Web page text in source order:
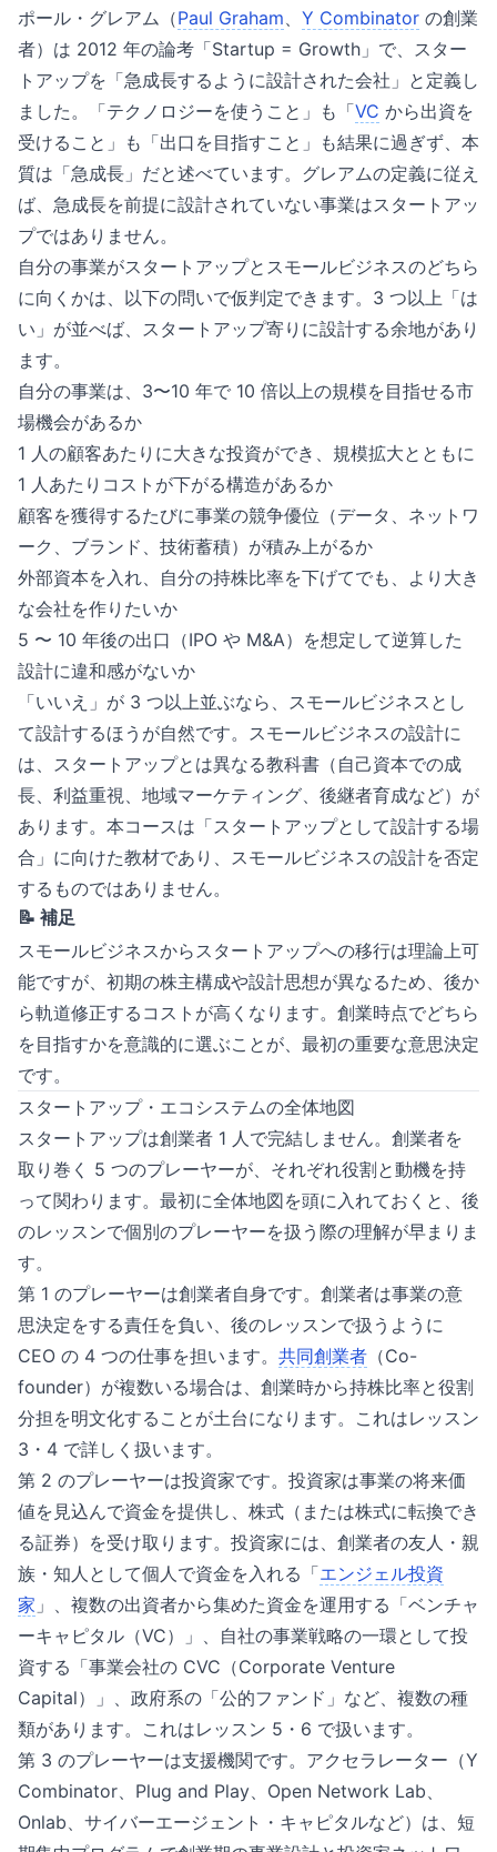
ポール・グレアム（Paul Graham、 Y Combinator の創業
者）は 2012 年の論考「Startup = Growth」で、スター
トアップを「急成長するように設計された会社」と定義し
ました。「テクノロジーを使うこと」も「VC から出資を
受けること」も「出口を目指すこと」も結果に過ぎず、本
質は「急成長」だと述べています。グレアムの定義に従え
ば、急成長を前提に設計されていない事業はスタートアッ
プではありません。
自分の事業がスタートアップとスモールビジネスのどちら
に向くかは、以下の問いで仮判定できます。3 つ以上「は
い」が並べば、スタートアップ寄りに設計する余地があり
ます。
自分の事業は、3〜10 年で 10 倍以上の規模を目指せる市
場機会があるか
1 人の顧客あたりに大きな投資ができ、規模拡大とともに
1 人あたりコストが下がる構造があるか
顧客を獲得するたびに事業の競争優位（データ、ネットワ
ーク、ブランド、技術蓄積）が積み上がるか
外部資本を入れ、自分の持株比率を下げてでも、より大き
な会社を作りたいか
5 〜 10 年後の出口（IPO や M&A）を想定して逆算した
設計に違和感がないか
「いいえ」が 3 つ以上並ぶなら、スモールビジネスとし
て設計するほうが自然です。スモールビジネスの設計に
は、スタートアップとは異なる教科書（自己資本での成
長、利益重視、地域マーケティング、後継者育成など）が
あります。本コースは「スタートアップとして設計する場
合」に向けた教材であり、スモールビジネスの設計を否定
するものではありません。
📝 補足
スモールビジネスからスタートアップへの移行は理論上可
能ですが、初期の株主構成や設計思想が異なるため、後か
ら軌道修正するコストが高くなります。創業時点でどちら
を目指すかを意識的に選ぶことが、最初の重要な意思決定
です。
スタートアップ・エコシステムの全体地図
スタートアップは創業者 1 人で完結しません。創業者を
取り巻く 5 つのプレーヤーが、それぞれ役割と動機を持
って関わります。最初に全体地図を頭に入れておくと、後
のレッスンで個別のプレーヤーを扱う際の理解が早まりま
す。
第 1 のプレーヤーは創業者自身です。創業者は事業の意
思決定をする責任を負い、後のレッスンで扱うように
CEO の 4 つの仕事を担います。 共同創業者 （Co-
founder）が複数いる場合は、創業時から持株比率と役割
分担を明文化することが土台になります。これはレッスン
3・4 で詳しく扱います。
第 2 のプレーヤーは投資家です。投資家は事業の将来価
値を見込んで資金を提供し、株式（または株式に転換でき
る証券）を受け取ります。投資家には、創業者の友人・親
族・知人として個人で資金を入れる「エンジェル投資
家 」、複数の出資者から集めた資金を運用する「ベンチャ
ーキャピタル（VC）」、自社の事業戦略の一環として投
資する「事業会社の CVC（Corporate Venture
Capital）」、政府系の「公的ファンド」など、複数の種
類があります。これはレッスン 5・6 で扱います。
第 3 のプレーヤーは支援機関です。アクセラレーター（Y
Combinator、Plug and Play、Open Network Lab、
Onlab、サイバーエージェント・キャピタルなど）は、短